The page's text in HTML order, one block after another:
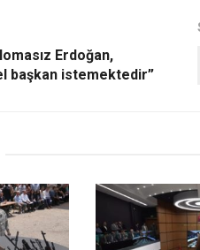
Erdoğan,
başkan istemektedir”